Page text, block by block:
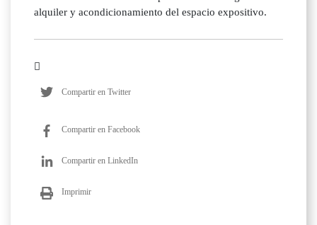
alquiler y acondicionamiento del espacio expositivo.
Compartir en Twitter
Compartir en Facebook
Compartir en LinkedIn
Imprimir